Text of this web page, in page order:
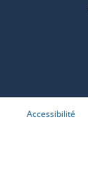
Accessibilité